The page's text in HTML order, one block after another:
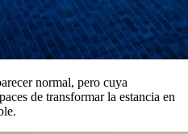
normal, pero cuya
de transformar la estancia en